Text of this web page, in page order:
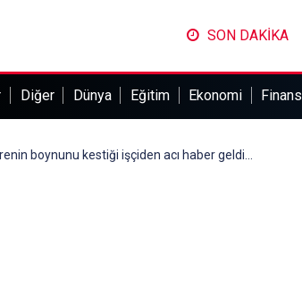
SON DAKİKA
Diğer Dünya Eğitim Ekonomi Finans
boynunu kestiği işçiden acı haber geldi...